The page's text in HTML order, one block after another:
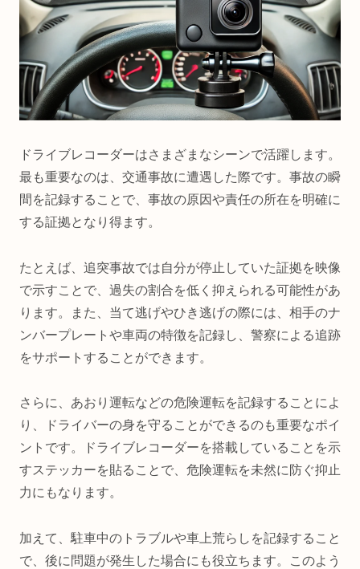
ドライブレコーダーはさまざまなシーンで活躍します。
最も重要なのは、交通事故に遭遇した際です。事故の瞬
間を記録することで、事故の原因や責任の所在を明確に
する証拠となり得ます。
たとえば、追突事故では自分が停止していた証拠を映像
で示すことで、過失の割合を低く抑えられる可能性があ
ります。また、当て逃げやひき逃げの際には、相手のナ
ンバープレートや車両の特徴を記録し、警察による追跡
をサポートすることができます。
さらに、あおり運転などの危険運転を記録することによ
り、ドライバーの身を守ることができるのも重要なポイ
ントです。ドライブレコーダーを搭載していることを示
すステッカーを貼ることで、危険運転を未然に防ぐ抑止
力にもなります。
加えて、駐車中のトラブルや車上荒らしを記録すること
で、後に問題が発生した場合にも役立ちます。このよう